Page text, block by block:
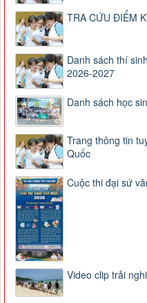
TRA CỨU ĐIỂM
Danh sách thí
2026-2027
Danh sách học
Trang thông tin
Quốc
Cuộc thi đại sứ
Video clip trải